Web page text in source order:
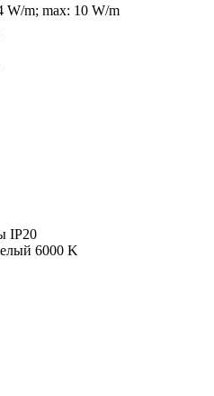
W/m; max: 10 W/m
IP20
6000 K